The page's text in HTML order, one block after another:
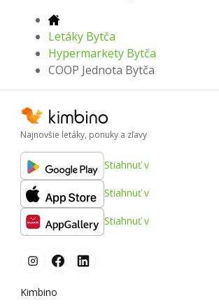
Letáky Bytča
Hypermarkety Bytča
COOP Jednota Bytča
Najnovšie letáky, ponuky a zľavy
Stiahnuť v
Stiahnuť v
Stiahnuť v
Kimbino